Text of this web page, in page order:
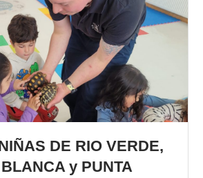
DE RIO VERDE,
y PUNTA